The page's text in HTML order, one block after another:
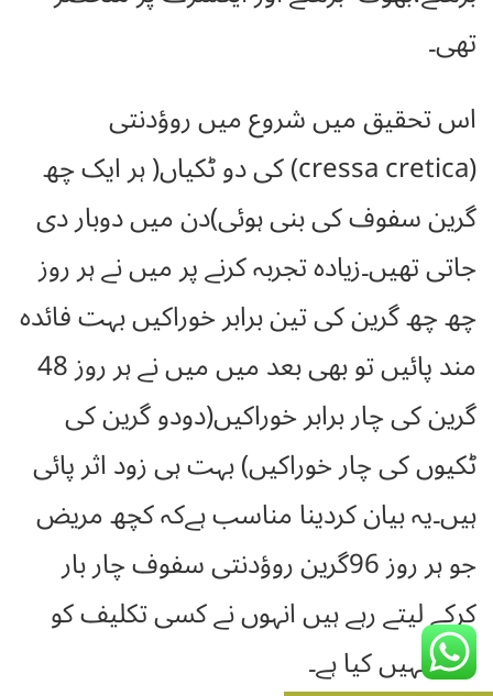
تھی۔
اس تحقیق میں شروع میں روؤدنتی
(cressa cretica) کی دو ٹکیاں( ہر ایک چھ
گرین سفوف کی بنی ہوئی)دن میں دوبار دی
جاتی تھیں۔زیادہ تجربہ کرنے پر میں نے ہر روز
چھ چھ گرین کی تین برابر خوراکیں بہت فائدہ
مند پائیں تو بھی بعد میں میں نے ہر روز 48
گرین کی چار برابر خوراکیں(دودو گرین کی
ٹکیوں کی چار خوراکیں) بہت ہی زود اثر پائی
ہیں۔یہ بیان کردینا مناسب ہےکہ کچھ مریض
جو ہر روز 96گرین روؤدنتی سفوف چار بار
کرکے لیتے رہے ہیں انہوں نے کسی تکلیف کو
ظاہر نہیں کیا ہے۔